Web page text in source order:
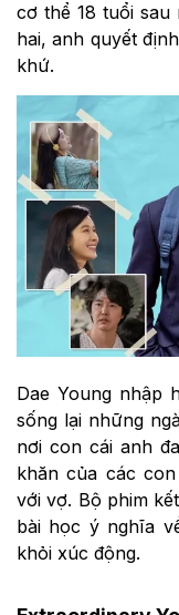
cơ thể 18 tuổi
hai, anh quyết
khứ.
Dae Young nhập
sống lại những
nơi con cái anh
khăn của các
với vợ. Bộ phim
bài học ý nghĩa
khỏi xúc động.